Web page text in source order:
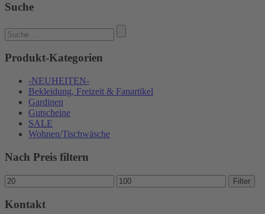
Suche
Suchen
nach:
Produkt-Kategorien
-NEUHEITEN-
Bekleidung, Freizeit & Fanartikel
Gardinen
Gutscheine
SALE
Wohnen/Tischwäsche
Nach Preis filtern
Min.
Preis
Max.
Preis
Filter
Kontakt